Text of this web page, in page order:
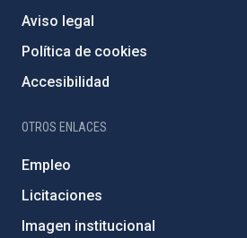
Aviso legal
Política de cookies
Accesibilidad
OTROS ENLACES
Empleo
Licitaciones
Imagen institucional